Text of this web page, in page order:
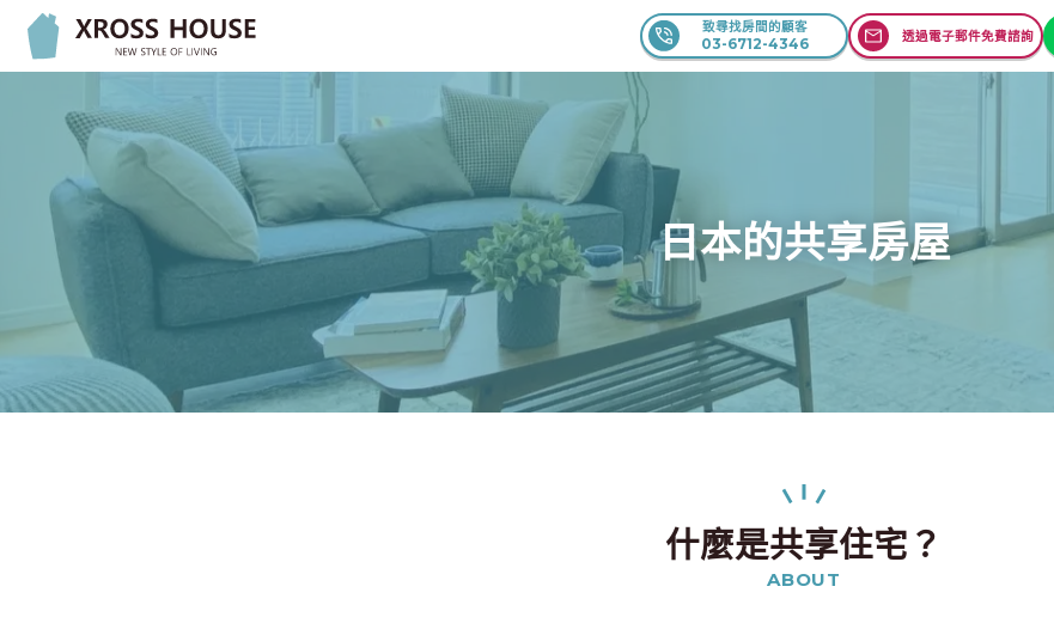
致尋找房間的顧客
03-6712-4346 透過電子郵件免費諮詢
日本的共享房屋
什麼是共享住宅？
ABOUT